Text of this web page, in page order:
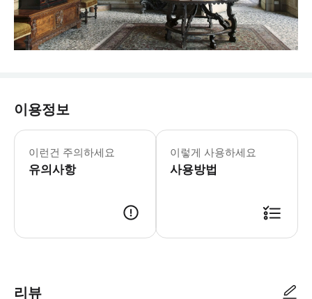
이용정보
이런건 주의하세요
유의사항
모로니 궁전 & 정원 수요일-일요일:
* 17세기 궁전의 유서 깊은 방에서
이렇게 사용하세요
사용방법
리뷰